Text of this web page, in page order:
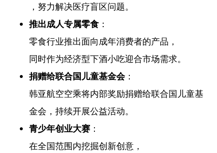
，努力解决医疗盲区问题。
推出成人专属零食 ：
零食行业推出面向成年消费者的产品，
同时作为经济型下酒小吃迎合市场需求。
捐赠给联合国儿童基金会：
韩亚航空空乘将内部奖励捐赠给联合国儿童基
金会，持续开展公益活动。
青少年创业大赛 ：
在全国范围内挖掘创新创意，